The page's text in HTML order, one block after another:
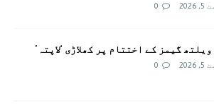
0
گیمز کے اختتام پر کھلاڑی ‘لاپتہ’
0